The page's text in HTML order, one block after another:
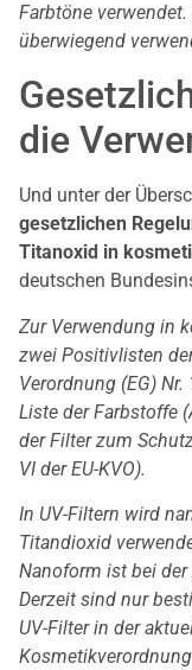
Farbtöne
überwiegend
die
Und unter der
gesetzlichen
Titanoxid in
deutschen
Zur Verwendung in
zwei Positivlisten
Verordnung (EG)
Liste der Farbstoffe
der Filter zum
VI der EU-KVO).
In UV-Filtern wird
Titandioxid
Nanoform ist bei
Derzeit sind nur
UV-Filter in der